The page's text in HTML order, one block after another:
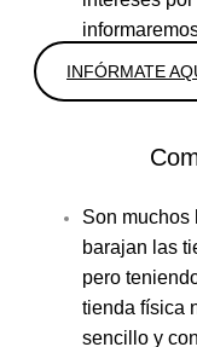
INFÓRMATE
Son muchos
barajan las
pero
tienda física
sencillo y